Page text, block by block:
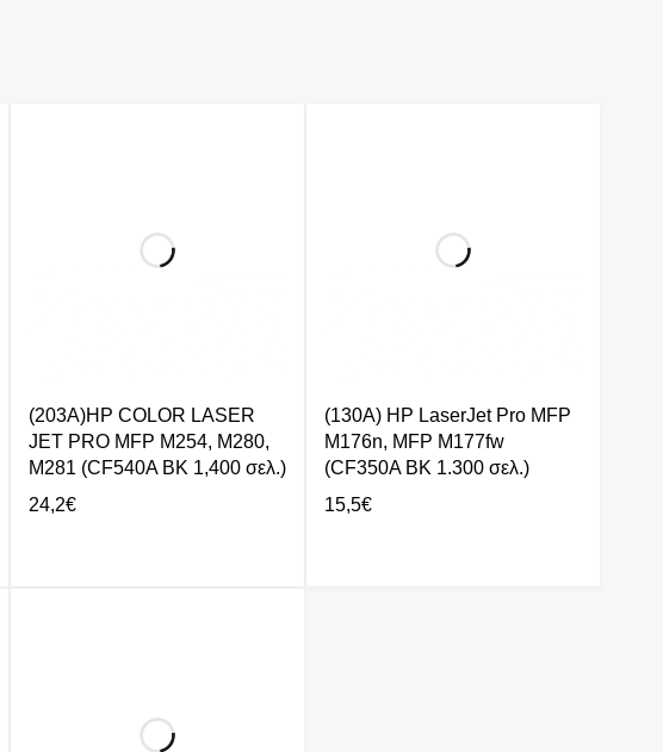
(203A)HP COLOR LASER
JET PRO MFP M254, M280,
M281 (CF540A BK 1,400 σελ.)
24,2€
(130A) HP LaserJet Pro MFP
M176n, MFP M177fw
(CF350A BK 1.300 σελ.)
15,5€